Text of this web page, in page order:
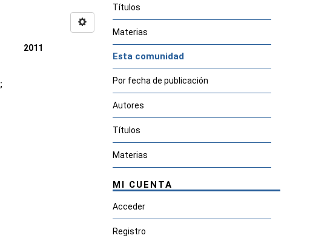
;
2011
Títulos
Materias
Esta comunidad
Por fecha de publicación
Autores
Títulos
Materias
MI CUENTA
Acceder
Registro